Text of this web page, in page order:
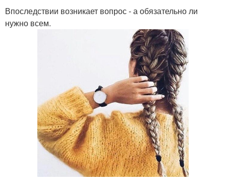
Впоследствии возникает вопрос - а обязательно ли
нужно всем.